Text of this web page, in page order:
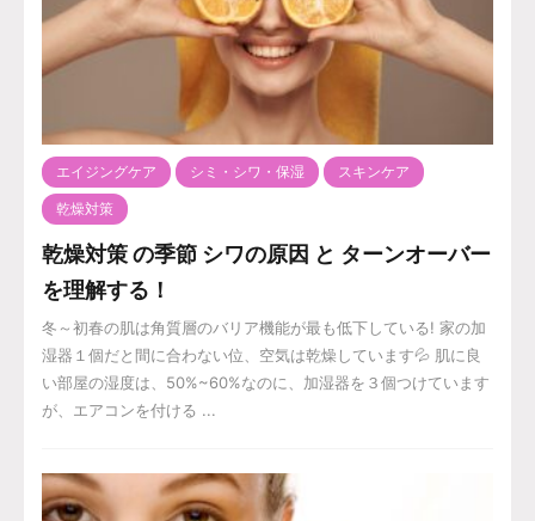
エイジングケア シミ・シワ・保湿 スキンケア
乾燥対策
乾燥対策 の季節 シワの原因 と ターンオーバー
を理解する！
冬～初春の肌は角質層のバリア機能が最も低下している! 家の加
湿器１個だと間に合わない位、空気は乾燥しています💦 肌に良
い部屋の湿度は、50%~60%なのに、加湿器を３個つけています
が、エアコンを付ける ...